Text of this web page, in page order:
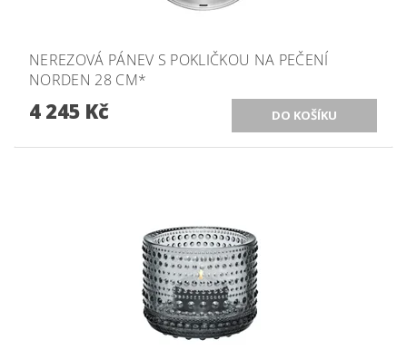
NEREZOVÁ PÁNEV S POKLIČKOU NA PEČENÍ
NORDEN 28 CM*
4 245 Kč